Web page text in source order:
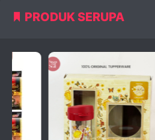
PRODUK SERUPA